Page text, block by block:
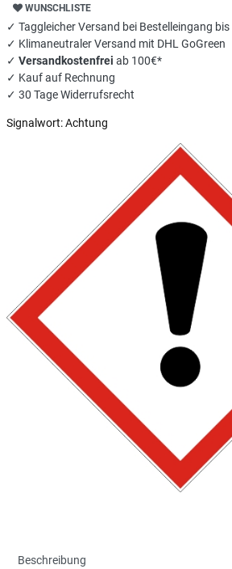
WUNSCHLISTE
✓ Taggleicher Versand bei Bestelleingang bis
✓ Klimaneutraler Versand mit DHL GoGreen
✓ Versandkostenfrei ab 100€*
✓ Kauf auf Rechnung
✓ 30 Tage Widerrufsrecht
Signalwort:Achtung
Beschreibung